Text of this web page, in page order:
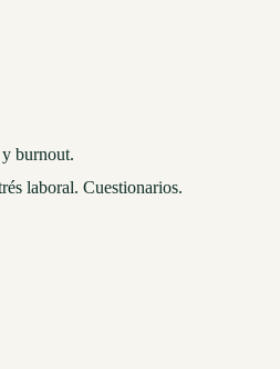
burnout.
laboral. Cuestionarios.